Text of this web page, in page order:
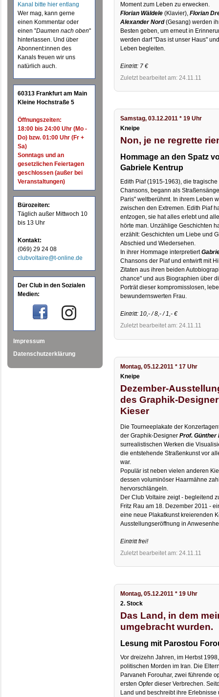
Kanal bitte hier entlang
Wer mag, kann gerne
einen Kommentar oder
einen "Daumen nach oben"
hinterlassen. Und über
Abonnent:innen des
Kanals freuen wir uns
natürlich auch.
60313 Frankfurt am Main
Kleine Hochstraße 5
Öffnungszeiten:
18:00 bis 24:00 Uhr (Mo -
Do) bzw. 01:00 Uhr (Fr +
Sa)
Sonntags und an
gesetzlichen Feiertagen
geschlossen (außer bei
Veranstaltungen)
Bürozeiten:
Täglich außer Mittwoch 10
bis 13 Uhr
Kontakt:
(069) 29 24 08
clubvoltaire@t-online.de
Der Club in den Sozialen
Medien:
Impressum
Datenschutzerklärung
Moment zum Leben zu erwecken.
Florian Wäldele (Klavier),Florian
Alexander Nord(Gesang) werden
Besten geben, um erneut in
werden darf "Das ist unser Haus"
Leben begleiten.
Eintritt: 7 €
Zuletzt bearbeitet am: 24.11.11
Samstag, 03.12.2011 * 19 Uhr
Kneipe
Non, je ne regrette
Hommage an den Spatz
Gabriele Kentrup
Edith Piaf (1915-1963), die
Chansons, begann als
Paris" weltberühmt. In ihrem Leben
zwischen den Extremen. Edith Piaf
entzogen, sie hat alles erlebt und
hörte man. Unzählige Geschichten
erzählt: Geschichten um Liebe und
Abschied und Wiedersehen.
In ihrer Hommage interpretiert
Chansons der Piaf und entwirft mit
Zitaten aus ihren beiden
chance" und aus Biographien über
Porträt dieser kompromisslosen,
bewundernswerten Frau.
Eintritt: 10,- / 8,- / 1,- €
Zuletzt bearbeitet am: 24.11.11
Montag, 05.12.2011 * 17 Uhr
Kneipe
Dezember-
des Graphik-
Kieser
Die Tourneeplakate der
der Graphik-DesignerProf. Günther
surrealistischen Werken die
die entstehende Straßenkunst vor
war.
Populär ist neben vielen anderen
dessen voluminöser Haarmähne
hervorschlängeln.
Der Club Voltaire zeigt - begleitend
Fritz Rau am 18. Dezember 2011 -
eine neue Plakatkunst kreierenden
Ausstellungseröffnung in
Eintritt frei!
Zuletzt bearbeitet am: 24.11.11
Montag, 05.12.2011 * 19 Uhr
2. Stock
Das Land, in dem
umgebracht wurden.
Lesung mit Parostou
Vor dreizehn Jahren, im Herbst
politischen Morden im Iran. Die
Parvaneh Forouhar, zwei führende
ersten Opfer dieser Verbrechen.
Land und beschreibt ihre